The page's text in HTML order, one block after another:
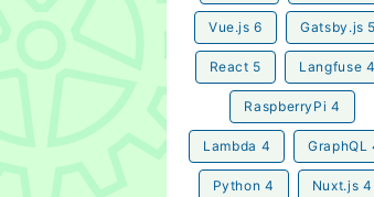
Vue.js 6 Gatsby.js 5
React 5 Langfuse 4
RaspberryPi 4
Lambda 4 GraphQL
Python 4 Nuxt.js 4